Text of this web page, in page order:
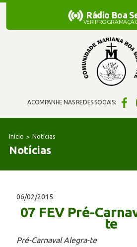
ACOMPANHE NAS REDES SOCIAIS:
Rádio Boa
Rádio Boa
VER
Início Notícias
Notícias
06/02/2015
07 FEV Pré-
te
Pré-Carnaval Alegra-te